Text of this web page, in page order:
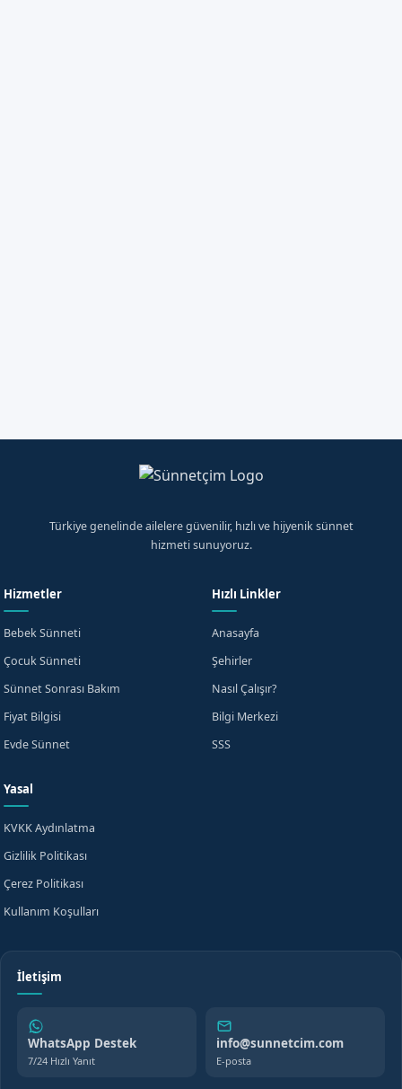
Türkiye genelinde ailelere güvenilir, hızlı ve hijyenik sünnet
hizmeti sunuyoruz.
Hizmetler
Bebek Sünneti
Çocuk Sünneti
Sünnet Sonrası Bakım
Fiyat Bilgisi
Evde Sünnet
Hızlı Linkler
Anasayfa
Şehirler
Nasıl Çalışır?
Bilgi Merkezi
SSS
Yasal
KVKK Aydınlatma
Gizlilik Politikası
Çerez Politikası
Kullanım Koşulları
İletişim
WhatsApp Destek
7/24 Hızlı Yanıt
info@sunnetcim.com
E-posta